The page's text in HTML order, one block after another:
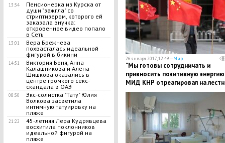
13:34
Пенсионерка из Курска от
души "зажгла" со
стриптизером, которого ей
заказала внучка:
откровенное видео попало
в Сеть
13:01
Вера Брежнева
похвасталась идеальной
фигурой в бикини
14:51
Виктория Боня, Анна
Калашникова и Алена
Шишкова оказались в
центре громкого секс-
скандала в ОАЭ
08:30
Экс-солистка "Тату" Юлия
Волкова засветила
интимную татуировку на
пляже
21:22
45-летняя Лера Кудрявцева
восхитила поклонников
идеальной фигурой на
пляже
26 января 2017, 12:49 —Мир
"Мы готовы сотрудничать и
привносить позитивную
МИД КНР отреагировал на
слова Лаврова о российско-
китайских отношениях